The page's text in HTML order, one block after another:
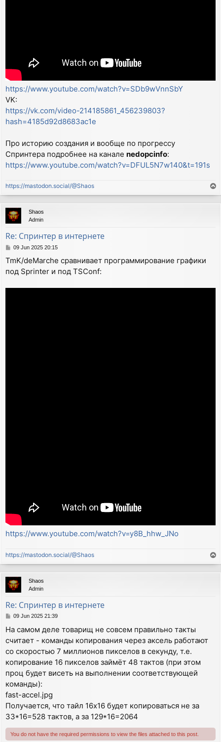
https://www.youtube.com/watch?v=SDb9wVnnSbY
VK:
https://vk.com/video-214185861_456239803?
hash=4185d92d8683ac1e
Про историю создания и вообще по прогрессу
Спринтера подробнее на канале nedopcinfo:
https://www.youtube.com/watch?v=DFUL5N7w140&t=191s
https://mastodon.social/@Shaos
o
p
Shaos
Admin
Re: Спринтер в интернете
P
s
t
09 Jun 2025 20:15
TmK/deMarche сравнивает программирование графики
под Sprinter и под TSConf:
https://www.youtube.com/watch?v=y8B_hhw_JNo
https://mastodon.social/@Shaos
o
p
Shaos
Admin
Re: Спринтер в интернете
P
s
t
09 Jun 2025 21:39
На самом деле товарищ не совсем правильно такты
считает - команды копирования через аксель работают
со скоростью 7 миллионов пикселов в секунду, т.е.
копирование 16 пикселов займёт 48 тактов (при этом
проц будет висеть на выполнении соответствующей
команды):
fast-accel.jpg
Получается, что тайл 16х16 будет копироваться не за
33*16=528 тактов, а за 129*16=2064
You do not have the required permissions to view the files attached to this post.